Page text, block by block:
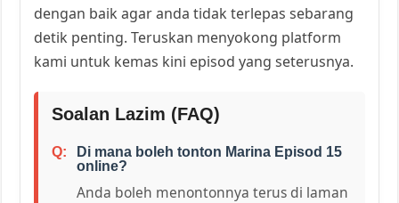
dengan baik agar anda tidak terlepas sebarang
detik penting. Teruskan menyokong platform
kami untuk kemas kini episod yang seterusnya.
Soalan Lazim (FAQ)
Di mana boleh tonton Marina Episod 15
online?
Anda boleh menontonnya terus di laman